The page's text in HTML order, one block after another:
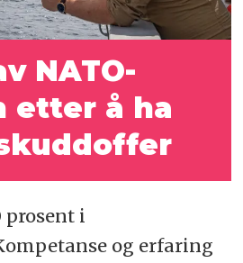
NATO-
etter å ha
prosent i
og erfaring